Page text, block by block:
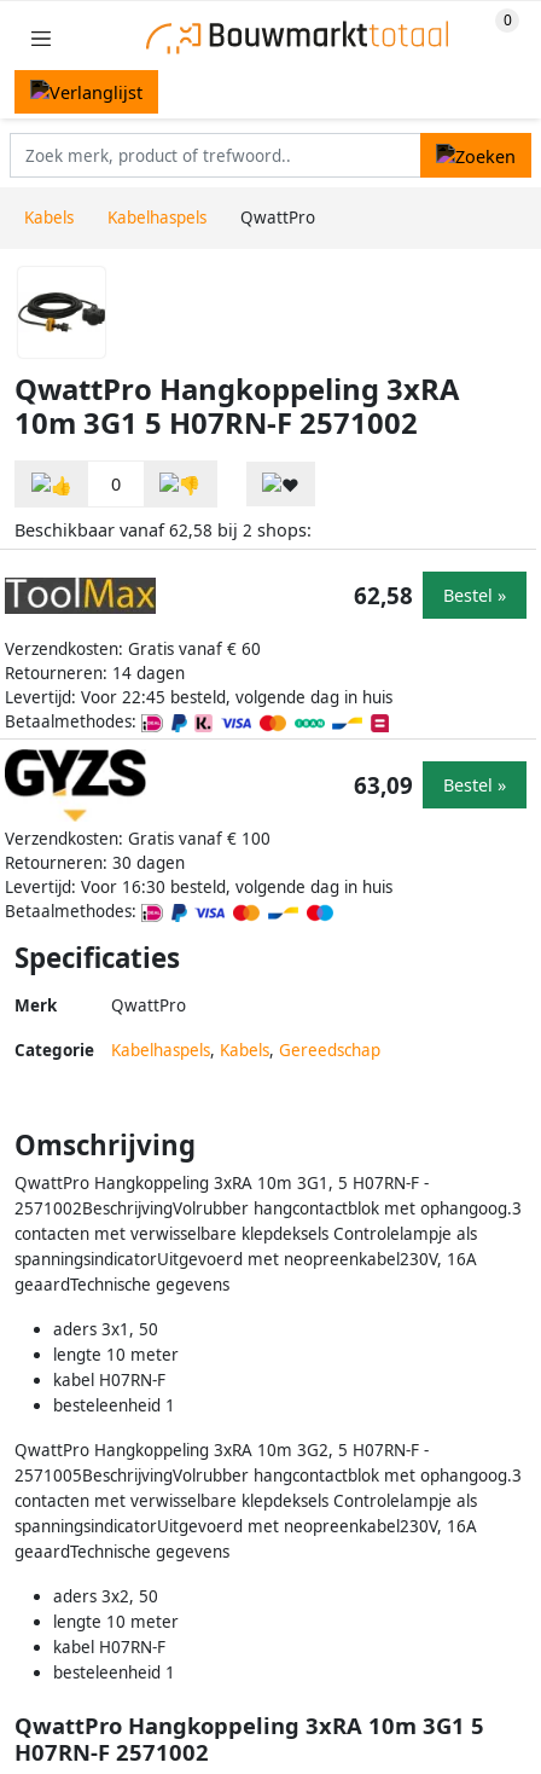
Kabels Kabelhaspels QwattPro
QwattPro Hangkoppeling 3xRA
10m 3G1 5 H07RN-F 2571002
0
Beschikbaar vanaf62,58 bij 2 shops:
Verzendkosten: Gratis vanaf € 60
Retourneren: 14 dagen
Levertijd: Voor 22:45 besteld, volgende dag in huis
Betaalmethodes:
62,58 Bestel »
Verzendkosten: Gratis vanaf € 100
Retourneren: 30 dagen
Levertijd: Voor 16:30 besteld, volgende dag in huis
Betaalmethodes:
63,09 Bestel »
Specificaties
Merk QwattPro
Categorie Kabelhaspels, Kabels, Gereedschap
Omschrijving
QwattPro Hangkoppeling 3xRA 10m 3G1, 5 H07RN-F -
2571002BeschrijvingVolrubber hangcontactblok met ophangoog.3
contacten met verwisselbare klepdeksels Controlelampje als
spanningsindicatorUitgevoerd met neopreenkabel230V, 16A
geaardTechnische gegevens
aders 3x1, 50
lengte 10 meter
kabel H07RN-F
besteleenheid 1
QwattPro Hangkoppeling 3xRA 10m 3G2, 5 H07RN-F -
2571005BeschrijvingVolrubber hangcontactblok met ophangoog.3
contacten met verwisselbare klepdeksels Controlelampje als
spanningsindicatorUitgevoerd met neopreenkabel230V, 16A
geaardTechnische gegevens
aders 3x2, 50
lengte 10 meter
kabel H07RN-F
besteleenheid 1
QwattPro Hangkoppeling 3xRA 10m 3G1 5
H07RN-F 2571002